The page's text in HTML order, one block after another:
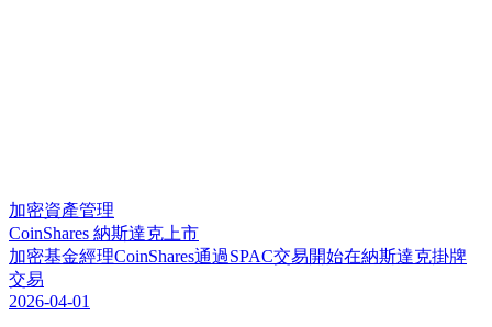
加密資產管理
CoinShares 納斯達克上市
加密基金經理CoinShares通過SPAC交易開始在納斯達克掛牌
交易
2026-04-01